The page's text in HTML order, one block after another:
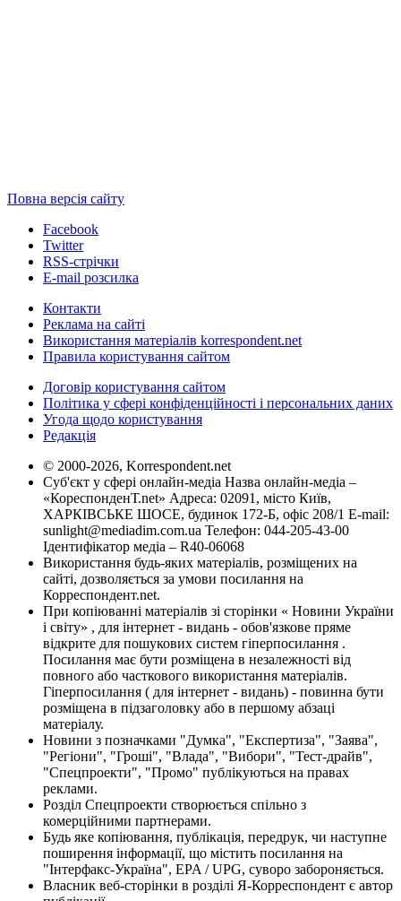
Повна версія сайту
Facebook
Twitter
RSS-стрічки
E-mail розсилка
Контакти
Реклама на сайті
Використання матеріалів korrespondent.net
Правила користування сайтом
Договір користування сайтом
Політика у сфері конфіденційності і персональних даних
Угода щодо користування
Редакція
© 2000-2026, Korrespondent.net
Суб'єкт у сфері онлайн-медіа Назва онлайн-медіа –
«КореспонденТ.net» Адреса: 02091, місто Київ,
ХАРКІВСЬКЕ ШОСЕ, будинок 172-Б, офіс 208/1 E-mail:
sunlight@mediadim.com.ua Телефон: 044-205-43-00
Ідентифікатор медіа – R40-06068
Використання будь-яких матеріалів, розміщених на
сайті, дозволяється за умови посилання на
Корреспондент.net.
При копіюванні матеріалів зі сторінки « Новини України
і світу» , для інтернет - видань - обов'язкове пряме
відкрите для пошукових систем гіперпосилання .
Посилання має бути розміщена в незалежності від
повного або часткового використання матеріалів.
Гіперпосилання ( для інтернет - видань) - повинна бути
розміщена в підзаголовку або в першому абзаці
матеріалу.
Новини з позначками "Думка", "Експертиза", "Заява",
"Регіони", "Гроші", "Влада", "Вибори", "Тест-драйв",
"Спецпроекти", "Промо" публікуються на правах
реклами.
Розділ Спецпроекти створюється спільно з
комерційними партнерами.
Будь яке копіювання, публікація, передрук, чи наступне
поширення інформації, що містить посилання на
"Інтерфакс-Україна", EPA / UPG, суворо забороняється.
Власник веб-сторінки в розділі Я-Корреспондент є автор